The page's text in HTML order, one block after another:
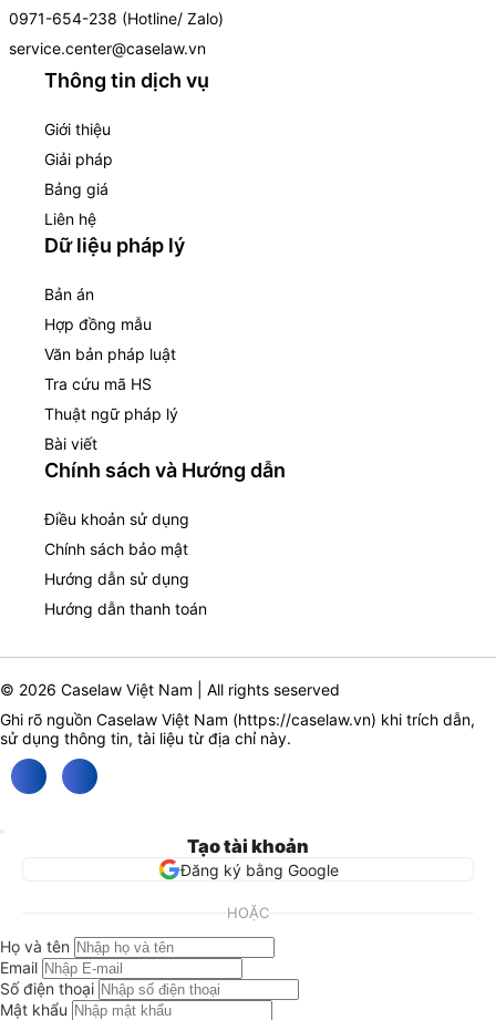
0971-654-238 (Hotline/ Zalo)
service.center@caselaw.vn
Thông tin dịch vụ
Giới thiệu
Giải pháp
Bảng giá
Liên hệ
Dữ liệu pháp lý
Bản án
Hợp đồng mẫu
Văn bản pháp luật
Tra cứu mã HS
Thuật ngữ pháp lý
Bài viết
Chính sách và Hướng dẫn
Điều khoản sử dụng
Chính sách bảo mật
Hướng dẫn sử dụng
Hướng dẫn thanh toán
© 2026 Caselaw Việt Nam | All rights seserved
Ghi rõ nguồn Caselaw Việt Nam (https://caselaw.vn) khi trích dẫn,
sử dụng thông tin, tài liệu từ địa chỉ này.
Tạo tài khoản
Đăng ký bằng Google
HOẶC
Họ và tên
Email
Số điện thoại
Mật khẩu